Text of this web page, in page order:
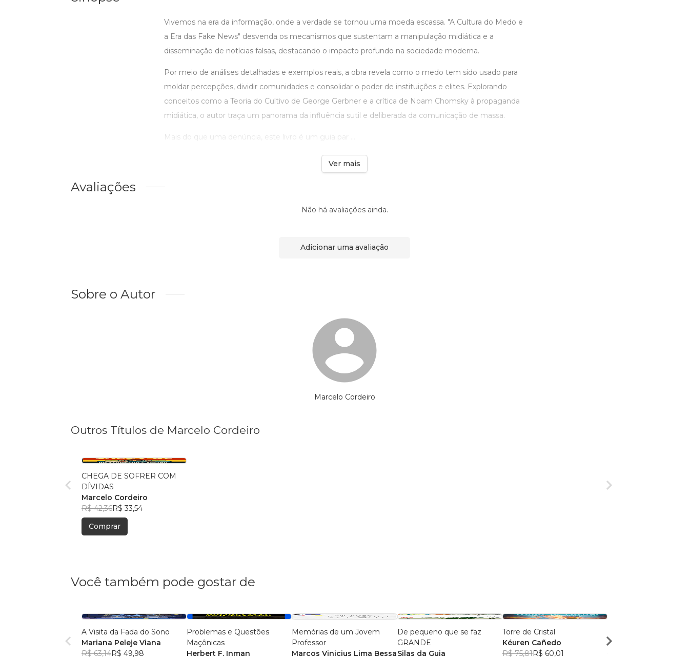
Vivemos na era da informação, onde a verdade se tornou uma moeda escassa. "A Cultura do Medo e
a Era das Fake News" desvenda os mecanismos que sustentam a manipulação midiática e a
disseminação de notícias falsas, destacando o impacto profundo na sociedade moderna.
Por meio de análises detalhadas e exemplos reais, a obra revela como o medo tem sido usado para
moldar percepções, dividir comunidades e consolidar o poder de instituições e elites. Explorando
conceitos como a Teoria do Cultivo de George Gerbner e a crítica de Noam Chomsky à propaganda
midiática, o autor traça um panorama da influência sutil e deliberada da comunicação de massa.
Mais do que uma denúncia, este livro é um guia par ...
Ver mais
Avaliações
Não há avaliações ainda.
Adicionar uma avaliação
Sobre o Autor
Marcelo Cordeiro
Outros Títulos de Marcelo Cordeiro
CHEGA DE SOFRER COM
DÍVIDAS
Marcelo Cordeiro
R$ 42,36R$ 33,54
Comprar
Você também pode gostar de
A Visita da Fada do Sono
Mariana Peleje Viana
R$ 63,14R$ 49,98
Problemas e Questões
Maçônicas
Herbert F. Inman
Memórias de um Jovem
Professor
Marcos Vinicius Lima Bessa
De pequeno que se faz
GRANDE
Silas da Guia
Torre de Cristal
Kéuren Cañedo
R$ 75,81R$ 60,01
Marcos Dattoli